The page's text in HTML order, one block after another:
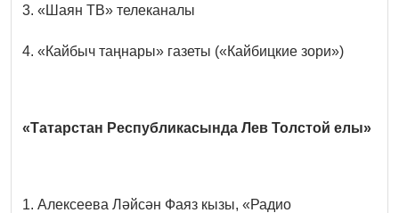
3. «Шаян ТВ» телеканалы
4. «Кайбыч таңнары» газеты («Кайбицкие зори»)
«Татарстан Республикасында Лев Толстой елы»
1. Алексеева Ләйсән Фаяз кызы, «Радио